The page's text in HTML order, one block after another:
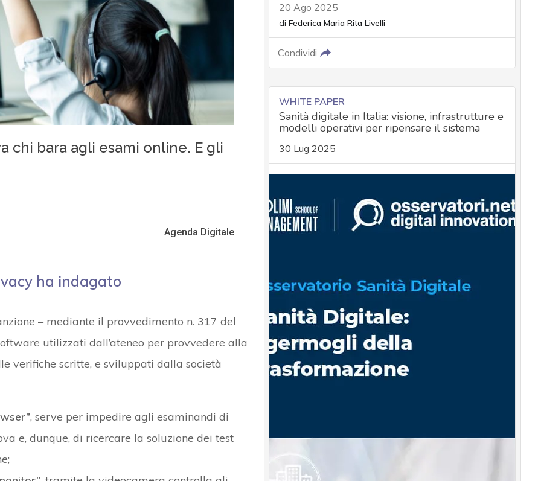
ha indagato
– mediante il provvedimento n. 317 del
utilizzati dall’ateneo per provvedere alla
verifiche scritte, e sviluppati dalla società
, serve per impedire agli esaminandi di
e, dunque, di ricercare la soluzione dei test
20 Ago 2025
di Federica Maria Rita Livelli
Condividi
WHITE PAPER
Sanità digitale in Italia: visione, infrastrutture e
modelli operativi per ripensare il sistema
30 Lug 2025